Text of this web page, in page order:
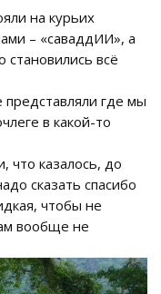
на курьих
– «саваддИИ», а
всё
где мы
в какой-то
что казалось, до
сказать спасибо
чтобы не
вообще не